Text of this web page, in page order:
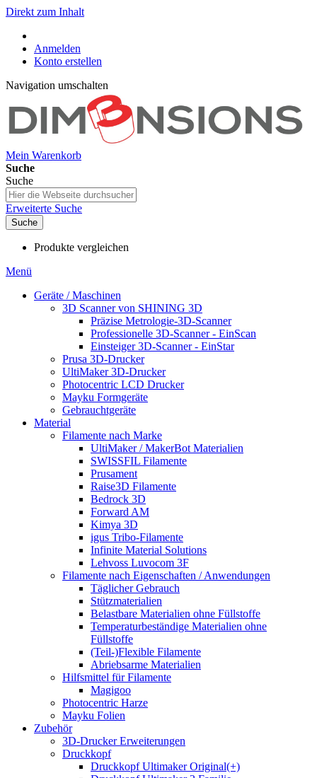
Direkt zum Inhalt
Anmelden
Konto erstellen
Navigation umschalten
Mein Warenkorb
Suche
Suche
Erweiterte Suche
Suche
Produkte vergleichen
Menü
Geräte / Maschinen
3D Scanner von SHINING 3D
Präzise Metrologie-3D-Scanner
Professionelle 3D-Scanner - EinScan
Einsteiger 3D-Scanner - EinStar
Prusa 3D-Drucker
UltiMaker 3D-Drucker
Photocentric LCD Drucker
Mayku Formgeräte
Gebrauchtgeräte
Material
Filamente nach Marke
UltiMaker / MakerBot Materialien
SWISSFIL Filamente
Prusament
Raise3D Filamente
Bedrock 3D
Forward AM
Kimya 3D
igus Tribo-Filamente
Infinite Material Solutions
Lehvoss Luvocom 3F
Filamente nach Eigenschaften / Anwendungen
Täglicher Gebrauch
Stützmaterialien
Belastbare Materialien ohne Füllstoffe
Temperaturbeständige Materialien ohne
Füllstoffe
(Teil-)Flexible Filamente
Abriebsarme Materialien
Hilfsmittel für Filamente
Magigoo
Photocentric Harze
Mayku Folien
Zubehör
3D-Drucker Erweiterungen
Druckkopf
Druckkopf Ultimaker Original(+)